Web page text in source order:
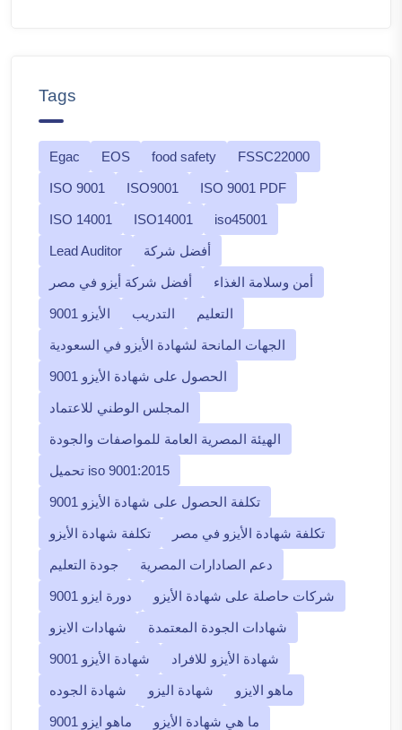
Tags
Egac EOS food safety FSSC22000
ISO 9001 ISO9001 ISO 9001 PDF
ISO 14001 ISO14001 iso45001
Lead Auditor أفضل شركة
أفضل شركة أيزو في مصر أمن وسلامة الغذاء
الأيزو 9001 التدريب التعليم
الجهات المانحة لشهادة الأيزو في السعودية
الحصول على شهادة الأيزو 9001
المجلس الوطني للاعتماد
الهيئة المصرية العامة للمواصفات والجودة
تحميل iso 9001:2015
تكلفة الحصول على شهادة الأيزو 9001
تكلفة شهادة الأيزو تكلفة شهادة الأيزو في مصر
جودة التعليم دعم الصادارات المصرية
دورة ايزو 9001 شركات حاصلة على شهادة الأيزو
شهادات الايزو شهادات الجودة المعتمدة
شهادة الأيزو 9001 شهادة الأيزو للافراد
شهادة الجوده شهادة اليزو ماهو الايزو
ماهو ايزو 9001 ما هي شهادة الأيزو